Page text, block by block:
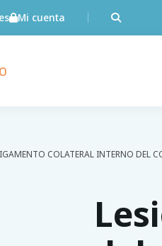
Mi cuenta
COLATERAL INTERNO DEL